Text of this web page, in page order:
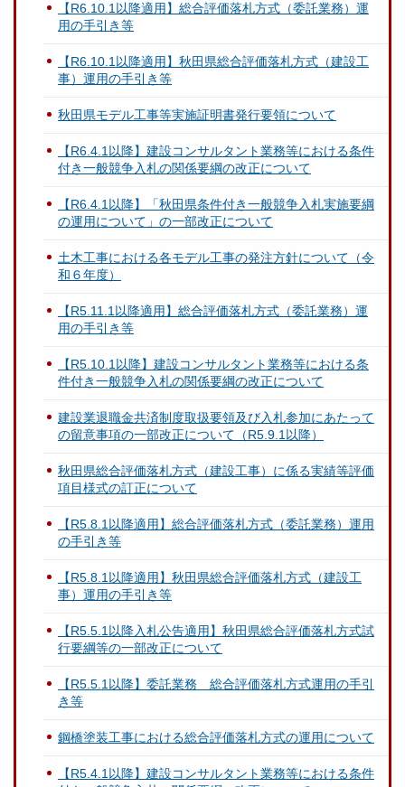
【R6.10.1以降適用】総合評価落札方式（委託業務）運
用の手引き等
【R6.10.1以降適用】秋田県総合評価落札方式（建設工
事）運用の手引き等
秋田県モデル工事等実施証明書発行要領について
【R6.4.1以降】建設コンサルタント業務等における条件
付き一般競争入札の関係要綱の改正について
【R6.4.1以降】「秋田県条件付き一般競争入札実施要綱
の運用について」の一部改正について
土木工事における各モデル工事の発注方針について（令
和６年度）
【R5.11.1以降適用】総合評価落札方式（委託業務）運
用の手引き等
【R5.10.1以降】建設コンサルタント業務等における条
件付き一般競争入札の関係要綱の改正について
建設業退職金共済制度取扱要領及び入札参加にあたって
の留意事項の一部改正について（R5.9.1以降）
秋田県総合評価落札方式（建設工事）に係る実績等評価
項目様式の訂正について
【R5.8.1以降適用】総合評価落札方式（委託業務）運用
の手引き等
【R5.8.1以降適用】秋田県総合評価落札方式（建設工
事）運用の手引き等
【R5.5.1以降入札公告適用】秋田県総合評価落札方式試
行要綱等の一部改正について
【R5.5.1以降】委託業務 総合評価落札方式運用の手引
き等
鋼橋塗装工事における総合評価落札方式の運用について
【R5.4.1以降】建設コンサルタント業務等における条件